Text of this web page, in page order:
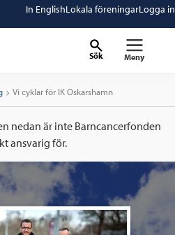
In EnglishLokala föreningarLogga in
Sök Meny
Current:
Vi cyklar för IK Oskarshamn
nedan är inte Barncancerfonden
ansvarig för.